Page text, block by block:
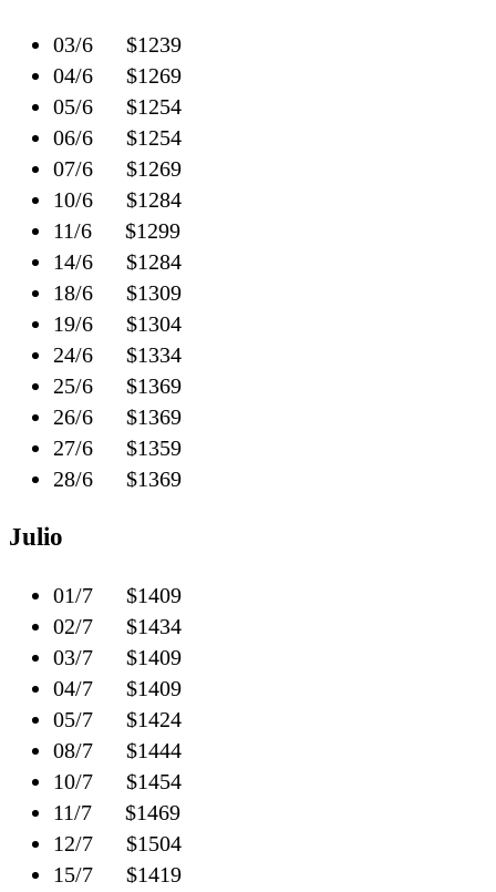
03/6 $1239
04/6 $1269
05/6 $1254
06/6 $1254
07/6 $1269
10/6 $1284
11/6 $1299
14/6 $1284
18/6 $1309
19/6 $1304
24/6 $1334
25/6 $1369
26/6 $1369
27/6 $1359
28/6 $1369
Julio
01/7 $1409
02/7 $1434
03/7 $1409
04/7 $1409
05/7 $1424
08/7 $1444
10/7 $1454
11/7 $1469
12/7 $1504
15/7 $1419